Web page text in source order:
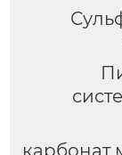
карбонат